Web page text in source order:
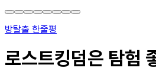
방탈출 한줄평
로스트킹덤은 탐험